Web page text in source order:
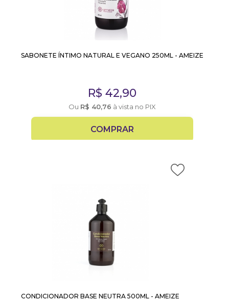
SABONETE ÍNTIMO NATURAL E VEGANO 250ML - AMEIZE
R$ 42,90
Ou R$ 40,76 à vista no PIX
COMPRAR
CONDICIONADOR BASE NEUTRA 500ML - AMEIZE